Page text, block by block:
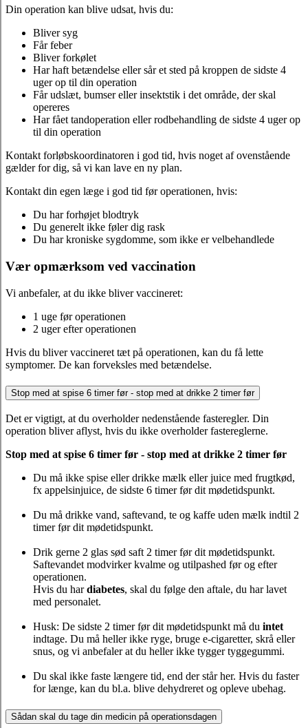
Din operation kan blive udsat, hvis du:
Bliver syg
Får feber
Bliver forkølet
Har haft betændelse eller sår et sted på kroppen de sidste 4
uger op til din operation
Får udslæt, bumser eller insektstik i det område, der skal
opereres
Har fået tandoperation eller rodbehandling de sidste 4 uger op
til din operation
Kontakt forløbskoordinatoren i god tid, hvis noget af ovenstående
gælder for dig, så vi kan lave en ny plan.
Kontakt din egen læge i god tid før operationen, hvis:
Du har forhøjet blodtryk
Du generelt ikke føler dig rask
Du har kroniske sygdomme, som ikke er velbehandlede
Vær opmærksom ved vaccination
Vi anbefaler, at du ikke bliver vaccineret:
1 uge før operationen
2 uger efter operationen
Hvis du bliver vaccineret tæt på operationen, kan du få lette
symptomer. De kan forveksles med betændelse.
Stop med at spise 6 timer før - stop med at drikke 2 timer før
Det er vigtigt, at du overholder nedenstående fasteregler. Din
operation bliver aflyst, hvis du ikke overholder fastereglerne.
Stop med at spise 6 timer før - stop med at drikke 2 timer før
Du må ikke spise eller drikke mælk eller juice med frugtkød,
fx appelsinjuice, de sidste 6 timer før dit mødetidspunkt.
Du må drikke vand, saftevand, te og kaffe uden mælk indtil 2
timer før dit mødetidspunkt.
Drik gerne 2 glas sød saft 2 timer før dit mødetidspunkt.
Saftevandet modvirker kvalme og utilpashed før og efter
operationen.
Hvis du hardiabetes, skal du følge den aftale, du har lavet
med personalet.
Husk: De sidste 2 timer før dit mødetidspunkt må du intet
indtage. Du må heller ikke ryge, bruge e-cigaretter, skrå eller
snus, og vi anbefaler at du heller ikke tygger tyggegummi.
Du skal ikke faste længere tid, end der står her. Hvis du faster
for længe, kan du bl.a. blive dehydreret og opleve ubehag.
Sådan skal du tage din medicin på operationsdagen